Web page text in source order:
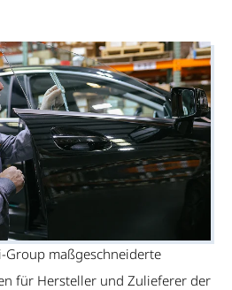
maßgeschneiderte
für Hersteller und Zulieferer der